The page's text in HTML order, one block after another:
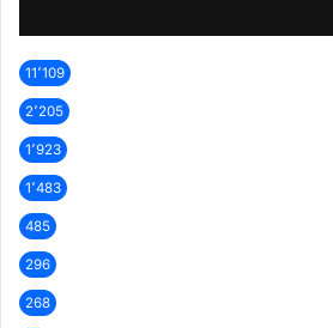
11٬109
2٬205
1٬923
1٬483
485
296
268